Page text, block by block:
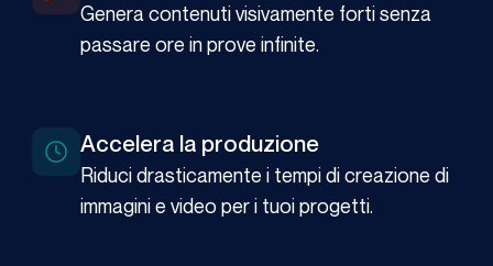
Genera contenuti visivamente forti senza
passare ore in prove infinite.
Accelera la produzione
Riduci drasticamente i tempi di creazione di
immagini e video per i tuoi progetti.